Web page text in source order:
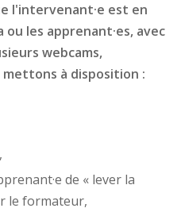
l'intervenant·e est en
ou les apprenant·es, avec
webcams,
mettons à disposition :
de « lever la
le formateur,